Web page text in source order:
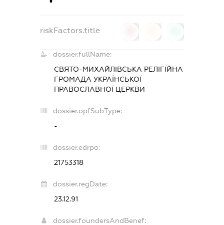
riskFactors.title
dossier.fullName:
СВЯТО-МИХАЙЛІВСЬКА РЕЛІГІЙНА
ГРОМАДА УКРАЇНСЬКОЇ
ПРАВОСЛАВНОЇ ЦЕРКВИ
dossier.opfSubType:
-
dossier.edrpo:
21753318
dossier.regDate:
23.12.91
dossier.foundersAndBenef: